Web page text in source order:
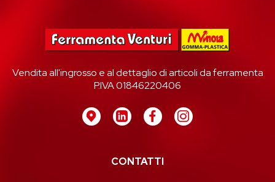
Vendita all'ingrosso e al dettaglio di articoli da ferramenta
P.IVA 01846220406
CONTATTI